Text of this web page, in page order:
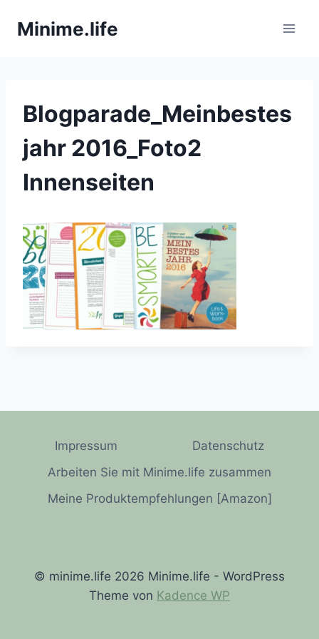
InhaltMinime.life
Blogparade_Meinbestes
jahr 2016_Foto2
Innenseiten
Impressum
Datenschutz
Arbeiten Sie mit Minime.life zusammen
Meine Produktempfehlungen [Amazon]
© minime.life 2026 Minime.life - WordPress
Theme von Kadence WP